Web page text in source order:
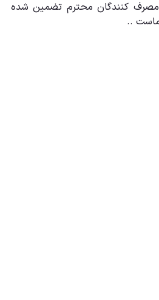
کنندگان محترم تضمین شده
ماست ..